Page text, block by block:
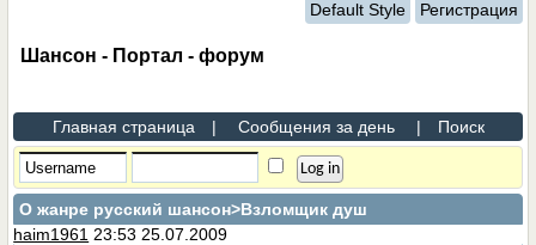
Default Style Регистрация
Шансон - Портал - форум
Главная страница | Сообщения за день | Поиск
О жанре русский шансон>Взломщик душ
haim1961 23:53 25.07.2009